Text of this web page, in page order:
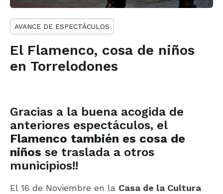
AVANCE DE ESPECTÁCULOS
El Flamenco, cosa de niños
en Torrelodones
Gracias a la buena acogida de
anteriores espectáculos, el
Flamenco también es cosa de
niños se traslada a otros
municipios!!
El 16 de Noviembre en la Casa de la Cultura